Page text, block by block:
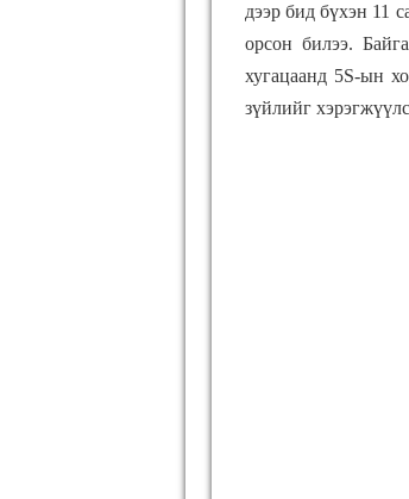
дээр бид бүхэн 11
орсон билээ.
хугацаанд 5S-ын
зүйлийг